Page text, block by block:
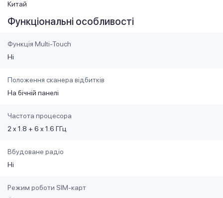
Китай
Функціональні особливості
Функція Multi-Touch
Ні
Положення сканера відбитків
На бічній панелі
Частота процесора
2 x 1.8 + 6 x 1.6 ГГц
Вбудоване радіо
Ні
Режим роботи SIM-карт